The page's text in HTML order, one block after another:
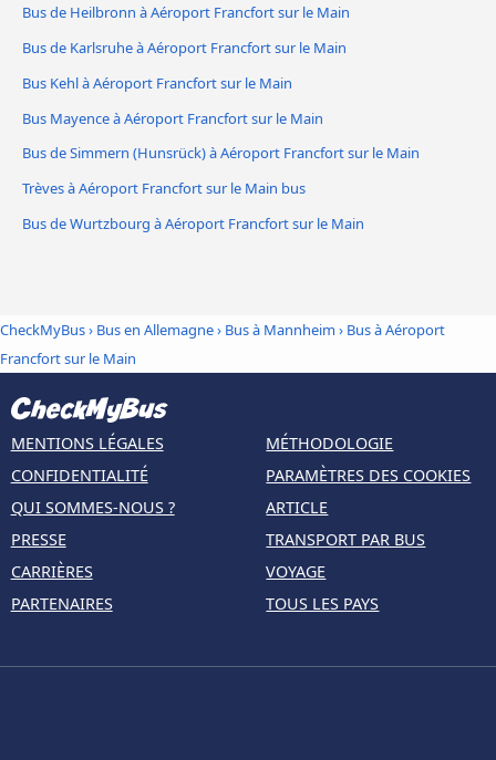
Bus de Heilbronn à Aéroport Francfort sur le Main
Bus de Karlsruhe à Aéroport Francfort sur le Main
Bus Kehl à Aéroport Francfort sur le Main
Bus Mayence à Aéroport Francfort sur le Main
Bus de Simmern (Hunsrück) à Aéroport Francfort sur le Main
Trèves à Aéroport Francfort sur le Main bus
Bus de Wurtzbourg à Aéroport Francfort sur le Main
CheckMyBus› Bus en Allemagne› Bus à Mannheim › Bus à Aéroport
Francfort sur le Main
MENTIONS LÉGALES
CONFIDENTIALITÉ
QUI SOMMES-NOUS ?
PRESSE
CARRIÈRES
PARTENAIRES
MÉTHODOLOGIE
PARAMÈTRES DES COOKIES
ARTICLE
TRANSPORT PAR BUS
VOYAGE
TOUS LES PAYS